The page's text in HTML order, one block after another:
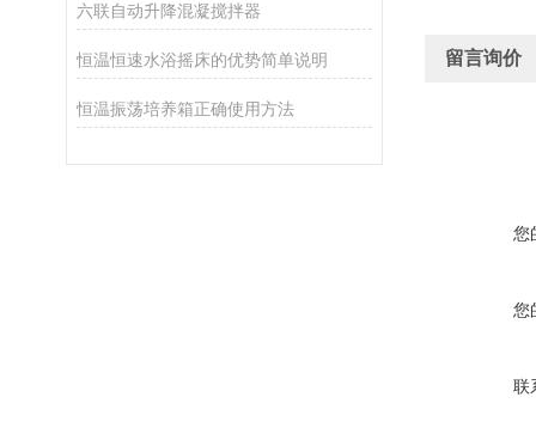
六联自动升降混凝搅拌器
恒温恒速水浴摇床的优势简单说明
恒温振荡培养箱正确使用方法
留言询价
您
您
联